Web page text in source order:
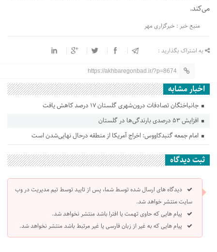
می‌کند.
منبع خبر : خبرگزاری مهر
به اشتراک بگذارید :
https://akhbaregonbad.ir/?p=8674
اخبار مشابه
جانباختگان تصادفات درون‌شهری گلستان ۱۷ درصد کاهش یافت
افزایش ۵۳ درصدی بارندگی‌ها در گلستان
امام جمعه گنبدکاووس: اخراج آمریکا از منطقه درحال نهایی‌شدن است
ثبت دیدگاه
دیدگاه های ارسال شده توسط شما، پس از تایید توسط تیم مدیریت در وب
سایت منتشر خواهد شد.
پیام هایی که حاوی تهمت یا افترا باشد منتشر نخواهد شد.
پیام هایی که به غیر از زبان فارسی یا غیر مرتبط باشد منتشر نخواهد شد.